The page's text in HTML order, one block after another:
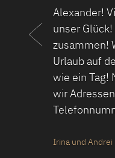
Alexander!
unser Glück!
zusammen! Wir
Urlaub auf der
wie ein Tag!
wir Adressen und
Irina und Andrei